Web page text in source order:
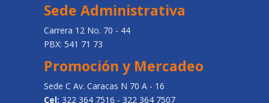
Sede Administrativa
Carrera 12 No. 70 - 44
PBX: 541 71 73
Promoción y Mercadeo
Sede C Av. Caracas N 70 A - 16
Cel: 322 364 7516 - 322 364 7507